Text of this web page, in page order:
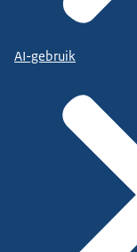
AI-gebruik